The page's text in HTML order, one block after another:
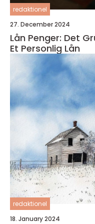
redaktionel
27. December 2024
Lån Penger: Det
Et Personlig Lån
redaktionel
18. January 2024